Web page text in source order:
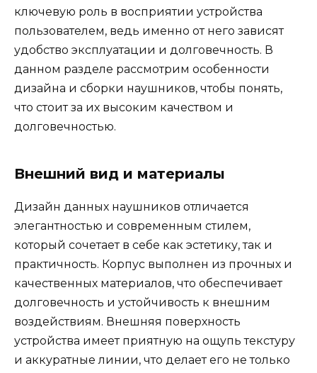
ключевую роль в восприятии устройства
пользователем, ведь именно от него зависят
удобство эксплуатации и долговечность. В
данном разделе рассмотрим особенности
дизайна и сборки наушников, чтобы понять,
что стоит за их высоким качеством и
долговечностью.
Внешний вид и материалы
Дизайн данных наушников отличается
элегантностью и современным стилем,
который сочетает в себе как эстетику, так и
практичность. Корпус выполнен из прочных и
качественных материалов, что обеспечивает
долговечность и устойчивость к внешним
воздействиям. Внешняя поверхность
устройства имеет приятную на ощупь текстуру
и аккуратные линии, что делает его не только